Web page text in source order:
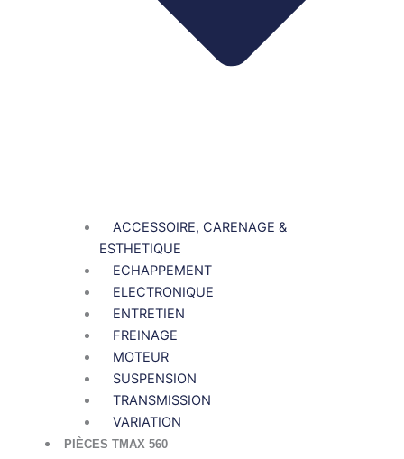
ACCESSOIRE, CARENAGE &
ESTHETIQUE
ECHAPPEMENT
ELECTRONIQUE
ENTRETIEN
FREINAGE
MOTEUR
SUSPENSION
TRANSMISSION
VARIATION
PIÈCES TMAX 560